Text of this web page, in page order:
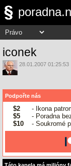
iconek
28.01.2007 01:25:53
Podpořte nás
$2
- Ikona
$5
- Poradna
$10
- Soukromé